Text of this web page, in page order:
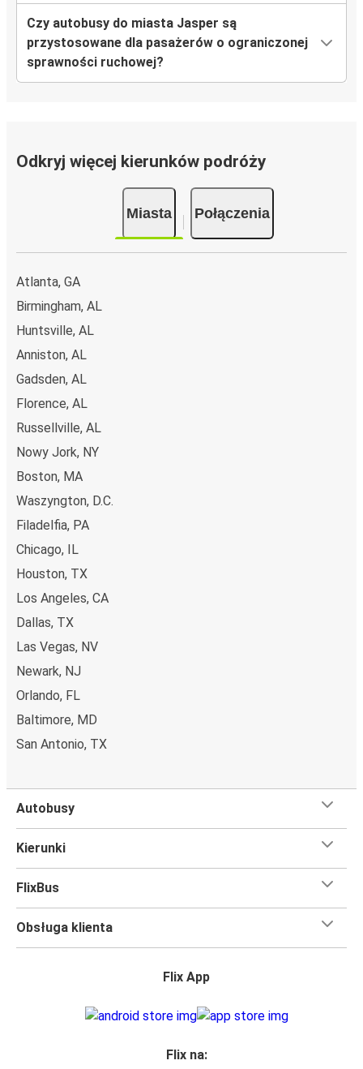
Czy autobusy do miasta Jasper są
przystosowane dla pasażerów o ograniczonej
sprawności ruchowej?
Odkryj więcej kierunków podróży
Miasta Połączenia
Atlanta, GA
Birmingham, AL
Huntsville, AL
Anniston, AL
Gadsden, AL
Florence, AL
Russellville, AL
Nowy Jork, NY
Boston, MA
Waszyngton, D.C.
Filadelfia, PA
Chicago, IL
Houston, TX
Los Angeles, CA
Dallas, TX
Las Vegas, NV
Newark, NJ
Orlando, FL
Baltimore, MD
San Antonio, TX
Autobusy
Kierunki
FlixBus
Obsługa klienta
Flix App
Flix na: